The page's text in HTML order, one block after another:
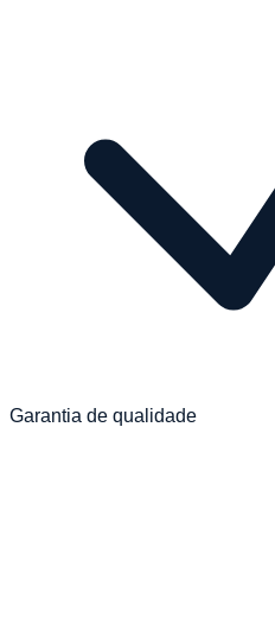
Garantia de qualidade